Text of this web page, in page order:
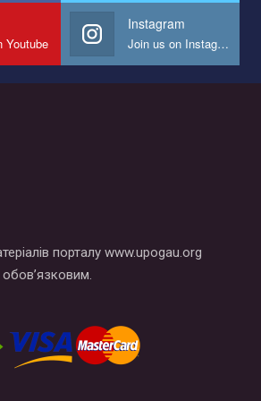
Youtube
Instagram
Join us on Instagram
порталу www.upogau.org